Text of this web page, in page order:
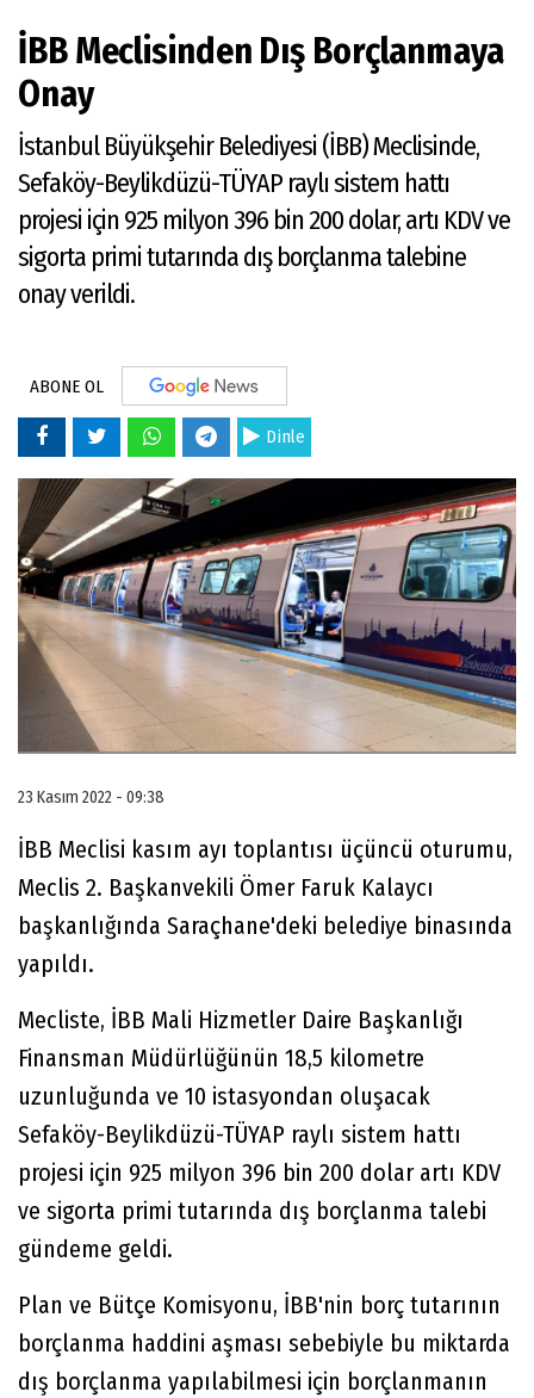
İBB Meclisinden Dış Borçlanmaya
Onay
İstanbul Büyükşehir Belediyesi (İBB) Meclisinde,
Sefaköy-Beylikdüzü-TÜYAP raylı sistem hattı
projesi için 925 milyon 396 bin 200 dolar, artı KDV ve
sigorta primi tutarında dış borçlanma talebine
onay verildi.
ABONE OL
Dinle
23 Kasım 2022 - 09:38
İBB Meclisi kasım ayı toplantısı üçüncü oturumu,
Meclis 2. Başkanvekili Ömer Faruk Kalaycı
başkanlığında Saraçhane'deki belediye binasında
yapıldı.
Mecliste, İBB Mali Hizmetler Daire Başkanlığı
Finansman Müdürlüğünün 18,5 kilometre
uzunluğunda ve 10 istasyondan oluşacak
Sefaköy-Beylikdüzü-TÜYAP raylı sistem hattı
projesi için 925 milyon 396 bin 200 dolar artı KDV
ve sigorta primi tutarında dış borçlanma talebi
gündeme geldi.
Plan ve Bütçe Komisyonu, İBB'nin borç tutarının
borçlanma haddini aşması sebebiyle bu miktarda
dış borçlanma yapılabilmesi için borçlanmanın